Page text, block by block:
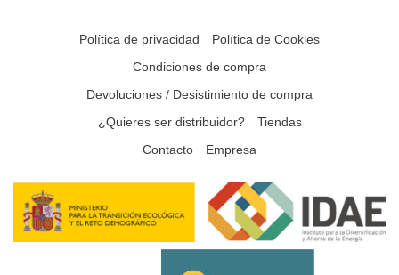
Política de privacidad
Política de Cookies
Condiciones de compra
Devoluciones / Desistimiento de compra
¿Quieres ser distribuidor?
Tiendas
Contacto
Empresa